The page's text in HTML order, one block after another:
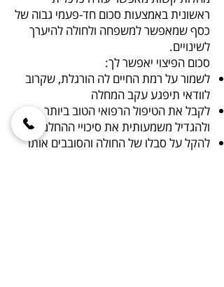
ראשונית באמצעות סכום חד-פעמי גבוה של
כסף שמאפשר למשפחה ולחולה להיערך
לשינויים.
סכום הפיצוי יאפשר לך:
לשמור על רמת החיים לה הורגלת, שקרוב
לוודאי תיפגע עקב המחלה
לקבל את הטיפול הרפואי הטוב ביותר
ולהגדיל משמעותית את סיכויי ההחלמה
להקל על סבלו של החולה והסובבים אותו